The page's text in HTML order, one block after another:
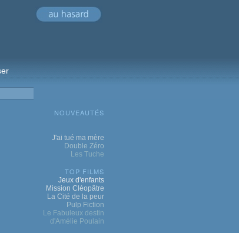
NOUVEAUTÉS
J'ai tué ma mère
Double Zéro
Les Tuche
TOP FILMS
Jeux d'enfants
Mission Cléopâtre
La Cité de la peur
Pulp Fiction
Le Fabuleux destin
d'Amélie Poulain